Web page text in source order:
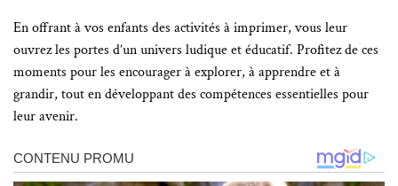
En offrant à vos enfants des activités à imprimer, vous leur
ouvrez les portes d’un univers ludique et éducatif. Profitez de ces
moments pour les encourager à explorer, à apprendre et à
grandir, tout en développant des compétences essentielles pour
leur avenir.